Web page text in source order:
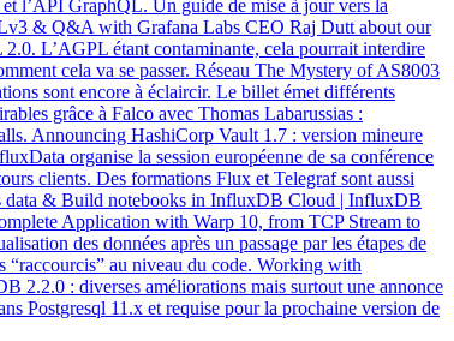
l’API GraphQL. Un guide de mise à jour vers la
& Q&A with Grafana Labs CEO Raj Dutt about our
L’AGPL étant contaminante, cela pourrait interdire
cela va se passer. Réseau The Mystery of AS8003
sont encore à éclaircir. Le billet émet différents
grâce à Falco avec Thomas Labarussias :
Announcing HashiCorp Vault 1.7 : version mineure
organise la session européenne de sa conférence
clients. Des formations Flux et Telegraf sont aussi
data & Build notebooks in InfluxDB Cloud | InfluxDB
Application with Warp 10, from TCP Stream to
des données après un passage par les étapes de
“raccourcis” au niveau du code. Working with
2.2.0 : diverses améliorations mais surtout une annonce
Postgresql 11.x et requise pour la prochaine version de